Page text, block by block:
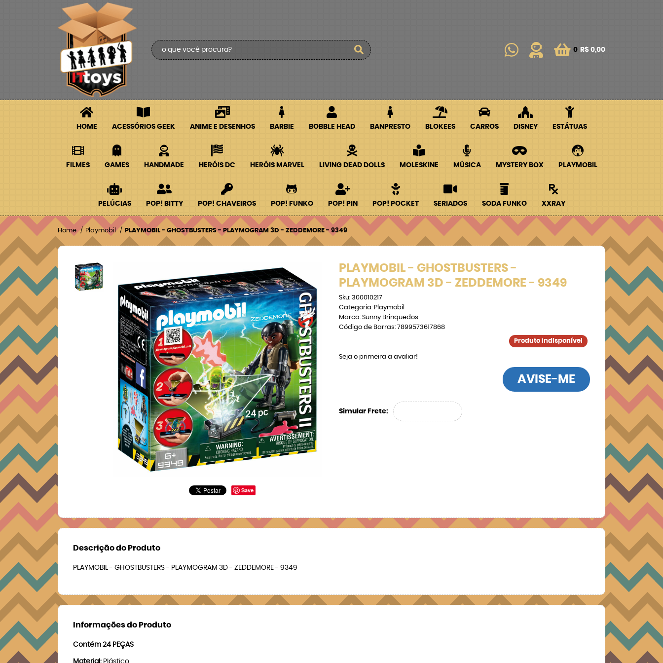
0 R$ 0,00
HOME ACESSÓRIOS GEEK ANIME E DESENHOS BARBIE BOBBLE HEAD BANPRESTO BLOKEES CARROS DISNEY ESTÁTUAS
FILMES GAMES HANDMADE HERÓIS DC HERÓIS MARVEL LIVING DEAD DOLLS MOLESKINE MÚSICA MYSTERY BOX PLAYMOBIL
PELÚCIAS POP! BITTY POP! CHAVEIROS POP! FUNKO POP! PIN POP! POCKET SERIADOS SODA FUNKO XXRAY
Home Playmobil PLAYMOBIL - GHOSTBUSTERS - PLAYMOGRAM 3D - ZEDDEMORE - 9349
Save
PLAYMOBIL - GHOSTBUSTERS -
PLAYMOGRAM 3D - ZEDDEMORE - 9349
Sku: 300010217
Categoria: Playmobil
Marca: Sunny Brinquedos
Código de Barras: 7899573617868
Produto Indisponível
Seja o primeira a avaliar!
AVISE-ME
Simular Frete:
Descrição do Produto
PLAYMOBIL - GHOSTBUSTERS - PLAYMOGRAM 3D - ZEDDEMORE - 9349
Informações do Produto
Contém 24 PEÇAS
Material: Plástico